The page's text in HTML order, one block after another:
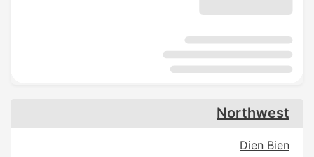
Northwest
Dien Bien